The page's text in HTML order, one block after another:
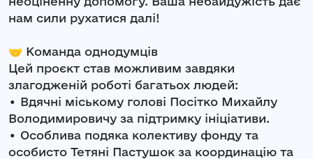
нам сили рухатися далі!
🤝 Команда однодумців
Цей проєкт став можливим завдяки
злагодженій роботі багатьох людей:
• Вдячні міському голові Посітко Михайлу
Володимировичу за підтримку ініціативи.
• Особлива подяка колективу фонду та
особисто Тетяні Пастушок за координацію та